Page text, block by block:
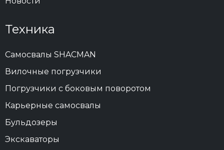
Техника
Самосвалы SHACMAN
Вилочные погрузчики
Погрузчики с боковым поворотом
Карьерные самосвалы
Бульдозеры
Экскаваторы